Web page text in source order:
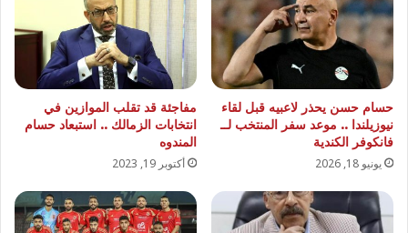
حسام حسن يحذر لاعبيه قبل لقاء
نيوزيلندا .. موعد سفر المنتخب لــ
فانكوفر الكندية
يونيو 18, 2026
مفاجئة قد تقلب الموازين في
انتخابات الزمالك .. استبعاد حسام
المندوه
أكتوبر 19, 2023